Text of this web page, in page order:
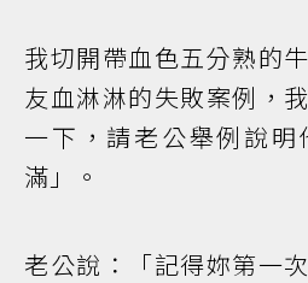
我切開帶血色五分熟的
友血淋淋的失敗案例，
一下，請老公舉例說
滿」。
老公說：「記得妳第一